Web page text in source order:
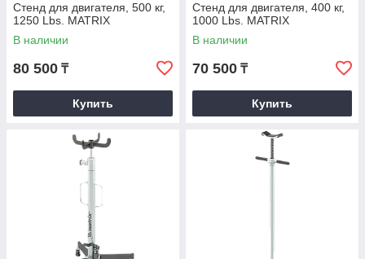
Стенд для двигателя, 500 кг,
1250 Lbs. MATRIX
В наличии
80 500 ₸
Купить
Стенд для двигателя, 400 кг,
1000 Lbs. MATRIX
В наличии
70 500 ₸
Купить